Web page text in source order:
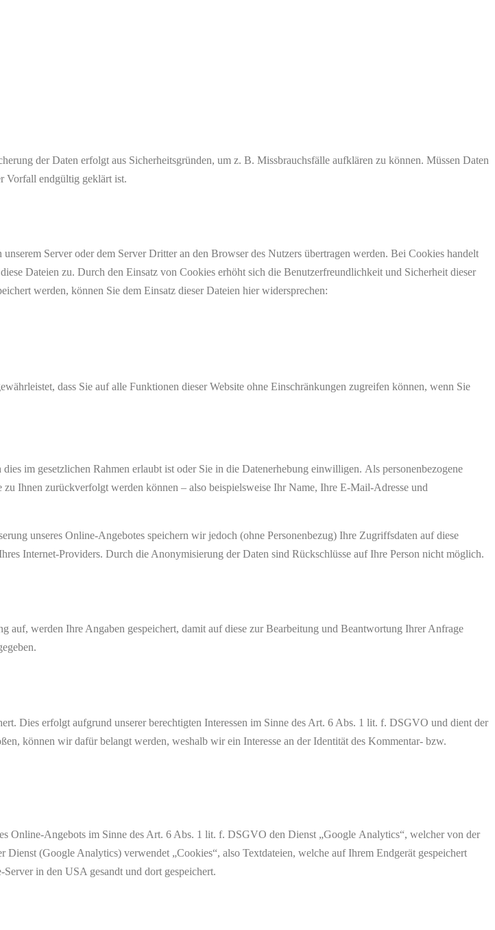
der Daten erfolgt aus Sicherheitsgründen, um z. B. Missbrauchsfälle aufklären zu können. Müssen Daten
Vorfall endgültig geklärt ist.
Server oder dem Server Dritter an den Browser des Nutzers übertragen werden. Bei Cookies handelt
Dateien zu. Durch den Einsatz von Cookies erhöht sich die Benutzerfreundlichkeit und Sicherheit dieser
werden, können Sie dem Einsatz dieser Dateien hier widersprechen:
dass Sie auf alle Funktionen dieser Website ohne Einschränkungen zugreifen können, wenn Sie
im gesetzlichen Rahmen erlaubt ist oder Sie in die Datenerhebung einwilligen. Als personenbezogene
Ihnen zurückverfolgt werden können – also beispielsweise Ihr Name, Ihre E-Mail-Adresse und
unseres Online-Angebotes speichern wir jedoch (ohne Personenbezug) Ihre Zugriffsdaten auf diese
Internet-Providers. Durch die Anonymisierung der Daten sind Rückschlüsse auf Ihre Person nicht möglich.
auf, werden Ihre Angaben gespeichert, damit auf diese zur Bearbeitung und Beantwortung Ihrer Anfrage
Dies erfolgt aufgrund unserer berechtigten Interessen im Sinne des Art. 6 Abs. 1 lit. f. DSGVO und dient der
können wir dafür belangt werden, weshalb wir ein Interesse an der Identität des Kommentar- bzw.
Online-Angebots im Sinne des Art. 6 Abs. 1 lit. f. DSGVO den Dienst „Google Analytics“, welcher von der
(Google Analytics) verwendet „Cookies“, also Textdateien, welche auf Ihrem Endgerät gespeichert
in den USA gesandt und dort gespeichert.